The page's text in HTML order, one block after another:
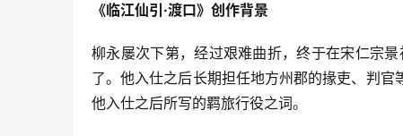
《临江仙引·渡口》创作背景
柳永屡次下第，经过艰难曲折，终于在宋仁宗
了。他入仕之后长期担任地方州郡的掾吏、判
他入仕之后所写的羁旅行役之词。